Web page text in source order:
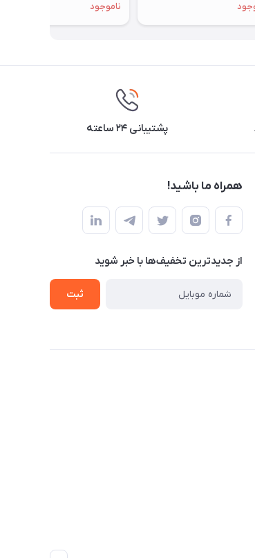
ناموجود
پشتیبانی ۲۴ ساعته
همراه ما باشید!
از جدید‌ترین تخفیف‌ها با‌ خبر شوید
ثبت